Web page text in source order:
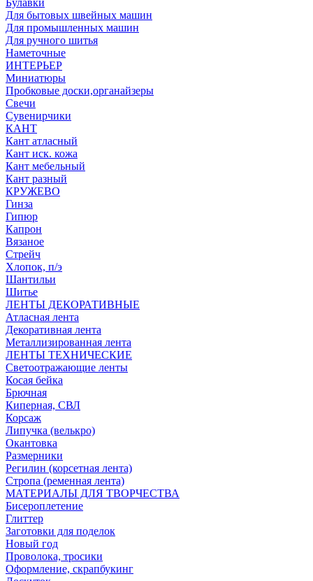
Булавки
Для бытовых швейных машин
Для промышленных машин
Для ручного шитья
Наметочные
ИНТЕРЬЕР
Миниатюры
Пробковые доски,органайзеры
Свечи
Сувенирчики
КАНТ
Кант атласный
Кант иск. кожа
Кант мебельный
Кант разный
КРУЖЕВО
Гинза
Гипюр
Капрон
Вязаное
Стрейч
Хлопок, п/э
Шантильи
Шитье
ЛЕНТЫ ДЕКОРАТИВНЫЕ
Атласная лента
Декоративная лента
Металлизированная лента
ЛЕНТЫ ТЕХНИЧЕСКИЕ
Светоотражающие ленты
Косая бейка
Брючная
Киперная, СВЛ
Корсаж
Липучка (велькро)
Окантовка
Размерники
Регилин (корсетная лента)
Стропа (ременная лента)
МАТЕРИАЛЫ ДЛЯ ТВОРЧЕСТВА
Бисероплетение
Глиттер
Заготовки для поделок
Новый год
Проволока, тросики
Оформление, скрапбукинг